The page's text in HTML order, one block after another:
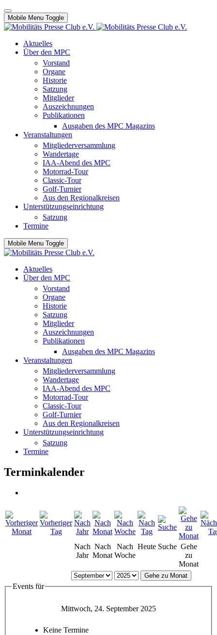
Mobile Menu Toggle
Aktuelles
Über den MPC
Vorstand
Organe
Historie
Satzung
Mitglieder
Auszeichnungen
Publikationen
Ausgaben des MPC Magazins
Veranstaltungen
Mitgliederversammlung
Wandertage
IAA-Abend des MPC
Motorrad-Tour
Classic-Tour
Golf-Turnier
Aus den Regionalkreisen
Unterstützungseinrichtung
Satzung
Termine
Mobile Menu Toggle
Aktuelles
Über den MPC
Vorstand
Organe
Historie
Satzung
Mitglieder
Auszeichnungen
Publikationen
Ausgaben des MPC Magazins
Veranstaltungen
Mitgliederversammlung
Wandertage
IAA-Abend des MPC
Motorrad-Tour
Classic-Tour
Golf-Turnier
Aus den Regionalkreisen
Unterstützungseinrichtung
Satzung
Termine
Terminkalender
Nach
Jahr
Nach
Monat
Nach
Woche
Heute Suche Gehe
zu
Monat
Gehe zu Monat
Events für
Mittwoch, 24. September 2025
Keine Termine